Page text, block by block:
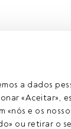
a dados
«Aceitar»,
e os
ou retirar o